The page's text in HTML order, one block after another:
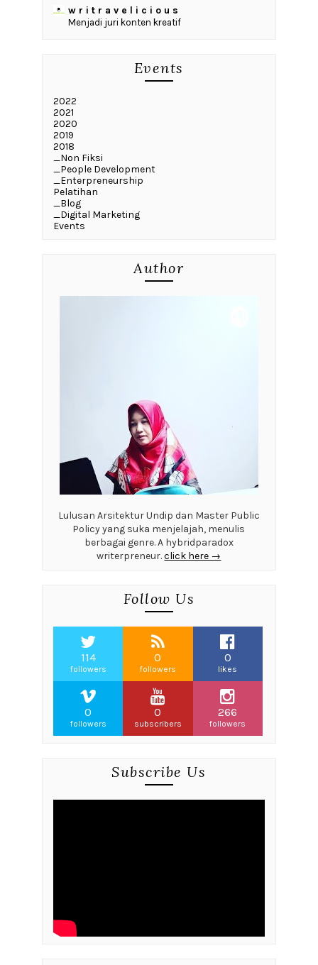
w r i t r a v e l i c i o u s
Menjadi juri konten kreatif
Events
2022
2021
2020
2019
2018
_Non Fiksi
_People Development
_Enterpreneurship
Pelatihan
_Blog
_Digital Marketing
Events
Author
Lulusan Arsitektur Undip dan Master Public
Policy yang suka menjelajah, menulis
berbagai genre. A hybridparadox
writerpreneur.click here →
Follow Us
114
followers
0
followers
0
likes
0
followers
0
subscribers
266
followers
Subscribe Us